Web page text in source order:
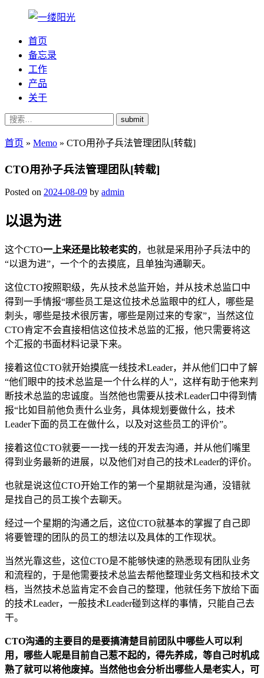
首页
备忘录
工作
产品
关于
submit
首页 » Memo » CTO用孙子兵法管理团队[转载]
CTO用孙子兵法管理团队[转载]
Posted on 2024-08-09 by admin
以退为进
这个CTO一上来还是比较老实的，也就是采用孙子兵法中的
“以退为进”，一个个的去摸底，且单独沟通聊天。
这位CTO按照职级，先从技术总监开始，并从技术总监口中
得到一手情报“哪些员工是这位技术总监眼中的红人，哪些是
刺头，哪些是技术很厉害，哪些是刚过来的专家”，当然这位
CTO肯定不会直接相信这位技术总监的汇报，他只需要将这
个汇报的书面材料记录下来。
接着这位CTO就开始摸底一线技术Leader，并从他们口中了解
“他们眼中的技术总监是一个什么样的人”，这样有助于他来判
断技术总监的忠诚度。当然他也需要从技术Leader口中得到情
报“比如目前他负责什么业务，具体规划要做什么，技术
Leader下面的员工在做什么，以及对这些员工的评价”。
接着这位CTO就要一一找一线的开发去沟通，并从他们嘴里
得到业务最新的进展，以及他们对自己的技术Leader的评价。
也就是说这位CTO开始工作的第一个星期就是沟通，没错就
是找自己的员工挨个去聊天。
经过一个星期的沟通之后，这位CTO就基本的掌握了自己即
将要管理的团队的员工的想法以及具体的工作现状。
当然光靠这些，这位CTO是不能够快速的熟悉现有团队业务
和流程的，于是他需要技术总监去帮他整理业务文档和技术文
档，当然技术总监肯定不会自己的整理，他就任务下放给下面
的技术Leader，一般技术Leader碰到这样的事情，只能自己去
干。
CTO沟通的主要目的是要搞清楚目前团队中哪些人可以利
用，哪些人呢是目前自己惹不起的，得先养成，等自己时机成
熟了就可以将他废掉。当然他也会分析出哪些人是老实人，可